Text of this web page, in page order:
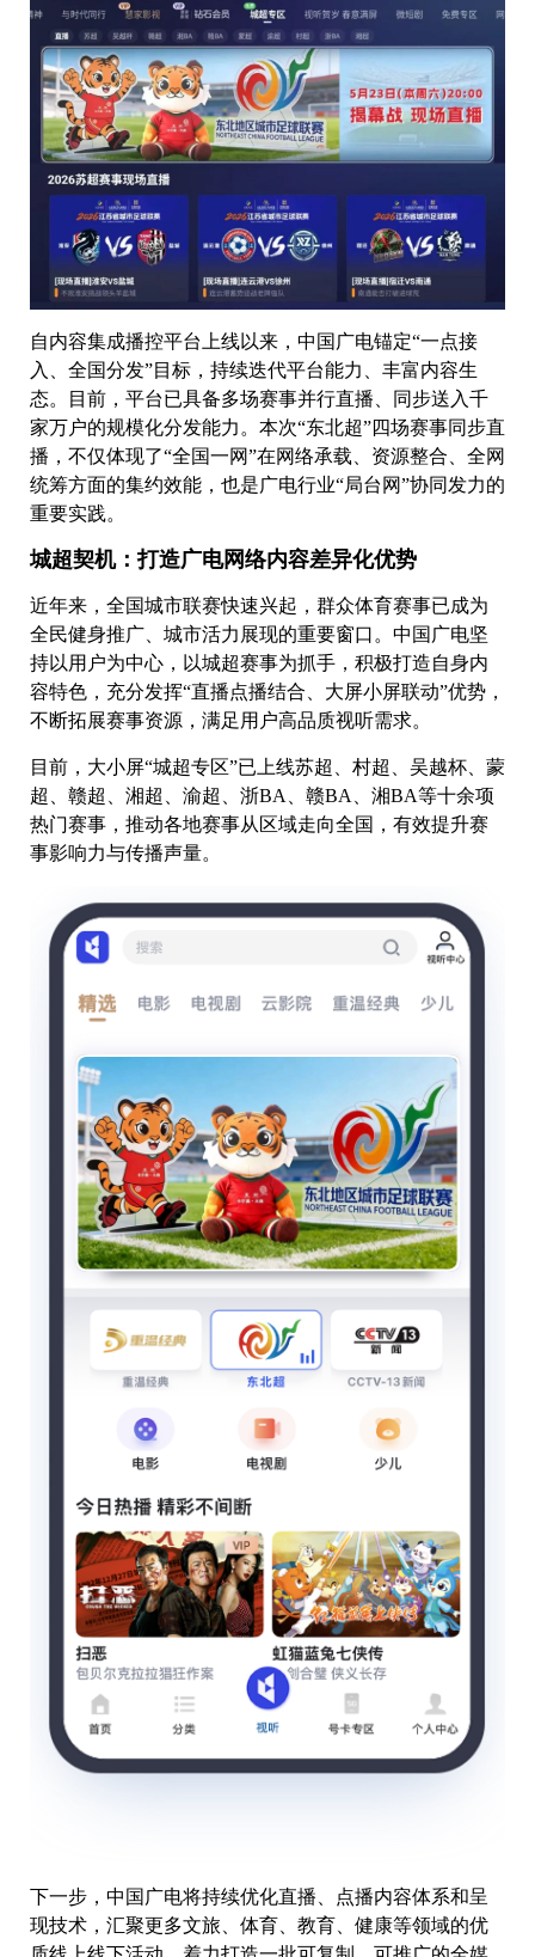
自内容集成播控平台上线以来，中国广电锚定“一点接
入、全国分发”目标，持续迭代平台能力、丰富内容生
态。目前，平台已具备多场赛事并行直播、同步送入千
家万户的规模化分发能力。本次“东北超”四场赛事同步直
播，不仅体现了“全国一网”在网络承载、资源整合、全网
统筹方面的集约效能，也是广电行业“局台网”协同发力的
重要实践。
城超契机：打造广电网络内容差异化优势
近年来，全国城市联赛快速兴起，群众体育赛事已成为
全民健身推广、城市活力展现的重要窗口。中国广电坚
持以用户为中心，以城超赛事为抓手，积极打造自身内
容特色，充分发挥“直播点播结合、大屏小屏联动”优势，
不断拓展赛事资源，满足用户高品质视听需求。
目前，大小屏“城超专区”已上线苏超、村超、吴越杯、蒙
超、赣超、湘超、渝超、浙BA、赣BA、湘BA等十余项
热门赛事，推动各地赛事从区域走向全国，有效提升赛
事影响力与传播声量。
下一步，中国广电将持续优化直播、点播内容体系和呈
现技术，汇聚更多文旅、体育、教育、健康等领域的优